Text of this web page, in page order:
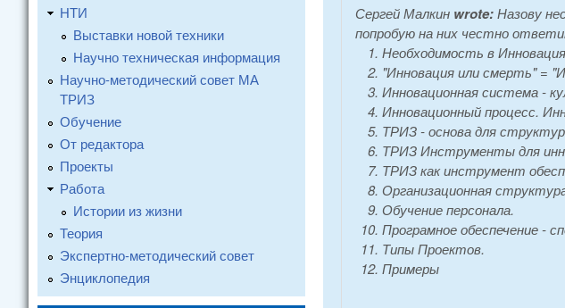
Сергей Малкин wrote:Назову
попробую на них честно
Необходимость в
"Инновация или смерть" =
Инновационная система -
Инновационный процесс.
ТРИЗ - основа для
ТРИЗ Инструменты для
ТРИЗ как инструмент
Организационная
Обучение персонала.
Програмное обеспечение -
Типы Проектов.
Примеры
НТИ
Выставки новой техники
Научно техническая информация
Научно-методический совет МА
ТРИЗ
Обучение
От редактора
Проекты
Работа
Истории из жизни
Теория
Экспертно-методический совет
Энциклопедия